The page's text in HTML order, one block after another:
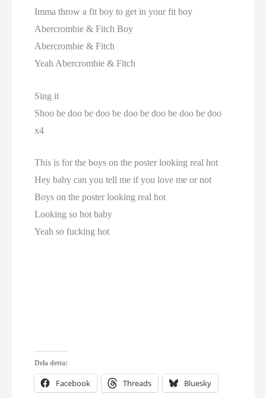
Imma throw a fit boy to get in your fit boy
Abercrombie & Fitch Boy
Abercrombie & Fitch
Yeah Abercrombie & Fitch
Sing it
Shoo be doo be doo be doo be doo be doo be doo
x4
This is for the boys on the poster looking real hot
Hey baby can you tell me if you love me or not
Boys on the poster looking real hot
Looking so hot baby
Yeah so fucking hot
Dela detta:
Facebook Threads Bluesky